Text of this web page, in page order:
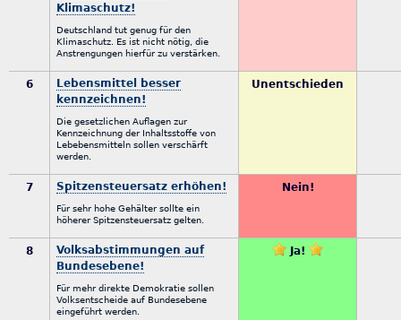
Klimaschutz!
Deutschland tut genug für den
Klimaschutz. Es ist nicht nötig, die
Anstrengungen hierfür zu verstärken.
6
Lebensmittel besser
kennzeichnen!
Die gesetzlichen Auflagen zur
Kennzeichnung der Inhaltsstoffe von
Lebebensmitteln sollen verschärft
werden.
Unentschieden
7 Spitzensteuersatz erhöhen!
Für sehr hohe Gehälter sollte ein
höherer Spitzensteuersatz gelten.
Nein!
8
Volksabstimmungen auf
Bundesebene!
Für mehr direkte Demokratie sollen
Volksentscheide auf Bundesebene
eingeführt werden.
Ja!